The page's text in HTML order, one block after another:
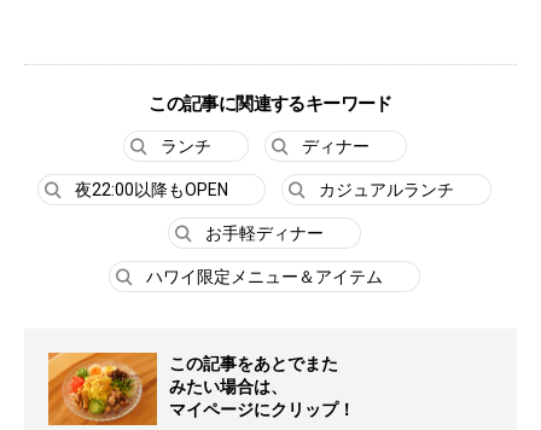
この記事に関連するキーワード
ランチ ディナー
夜22:00以降もOPEN カジュアルランチ
お手軽ディナー
ハワイ限定メニュー＆アイテム
この記事をあとでまた
みたい場合は、
マイページにクリップ！